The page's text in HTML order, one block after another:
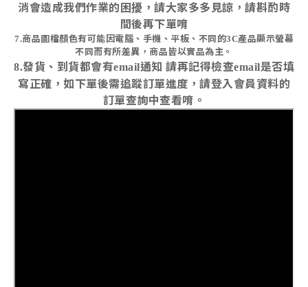
消會造成我們作業的困擾，請大家多多見諒，請斟酌時
間後再下單唷
7.商品圖檔顏色有可能因電腦、手機、平板、不同的3C產品顯示螢幕
不同而有所差異，商品皆以實品為主。
8.發貨、到貨都會有email通知 請再記得檢查email是否填
寫正確，如下單後需追蹤訂單進度，請登入會員資料的
訂單查詢中查看唷。